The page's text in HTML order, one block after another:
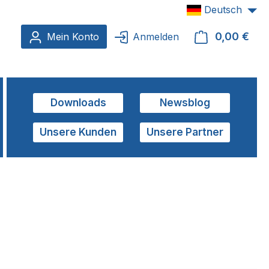
Mein Konto
Anmelden 0,00 €
Deutsch
Downloads Newsblog
Unsere Kunden Unsere Partner